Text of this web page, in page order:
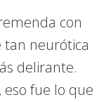
con
tan neurótica
delirante.
, eso fue lo que